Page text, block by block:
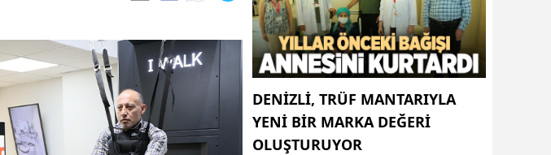
DENIZLI, TRÜF MANTARIYLA
YENI BIR MARKA DEĞERI
OLUŞTURUYOR